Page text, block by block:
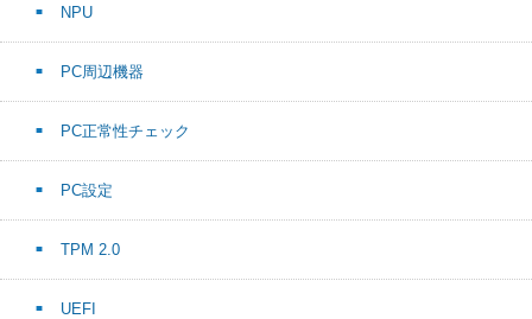
NPU
PC周辺機器
PC正常性チェック
PC設定
TPM 2.0
UEFI